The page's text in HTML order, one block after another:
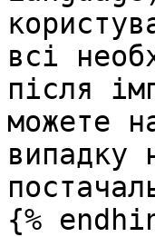
всі
після
можете
випадку
{%